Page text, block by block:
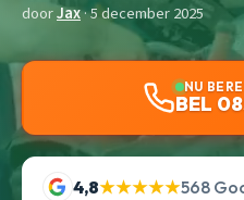
doorJax· 5 december 2025
NU
BEL
4,8★★★★★568